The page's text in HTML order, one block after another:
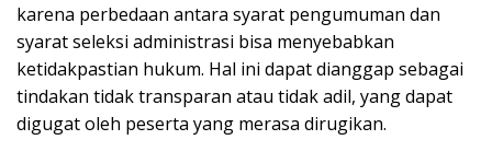
karena perbedaan antara syarat pengumuman dan
syarat seleksi administrasi bisa menyebabkan
ketidakpastian hukum. Hal ini dapat dianggap sebagai
tindakan tidak transparan atau tidak adil, yang dapat
digugat oleh peserta yang merasa dirugikan.